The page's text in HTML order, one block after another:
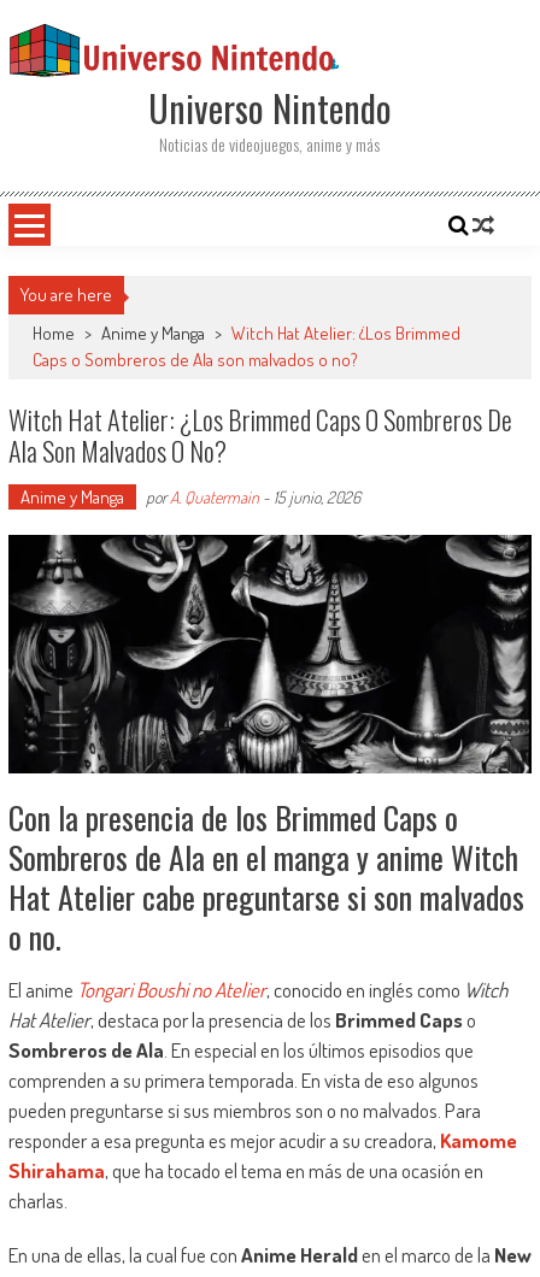
Universo Nintendo
Noticias de videojuegos, anime y más
You are here
Home > Anime y Manga > Witch Hat Atelier: ¿Los Brimmed
Caps o Sombreros de Ala son malvados o no?
Witch Hat Atelier: ¿Los Brimmed Caps O Sombreros De
Ala Son Malvados O No?
Anime y Manga porA. Quatermain- 15 junio, 2026
Con la presencia de los Brimmed Caps o
Sombreros de Ala en el manga y anime Witch
Hat Atelier cabe preguntarse si son malvados
o no.
El anime Tongari Boushi no Atelier, conocido en inglés como Witch
Hat Atelier, destaca por la presencia de los Brimmed Capso
Sombreros de Ala . En especial en los últimos episodios que
comprenden a su primera temporada. En vista de eso algunos
pueden preguntarse si sus miembros son o no malvados. Para
responder a esa pregunta es mejor acudir a su creadora, Kamome
Shirahama, que ha tocado el tema en más de una ocasión en
charlas.
En una de ellas, la cual fue conAnime Heralden el marco de la New